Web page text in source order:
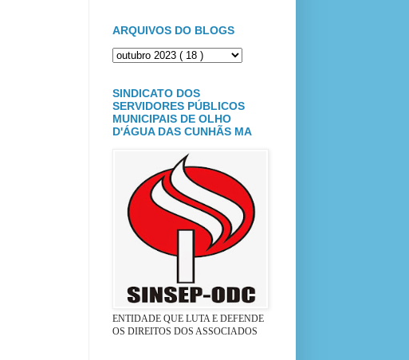
ARQUIVOS DO BLOGS
SINDICATO DOS
SERVIDORES PÚBLICOS
MUNICIPAIS DE OLHO
D'ÁGUA DAS CUNHÃS MA
ENTIDADE QUE LUTA E DEFENDE
OS DIREITOS DOS ASSOCIADOS